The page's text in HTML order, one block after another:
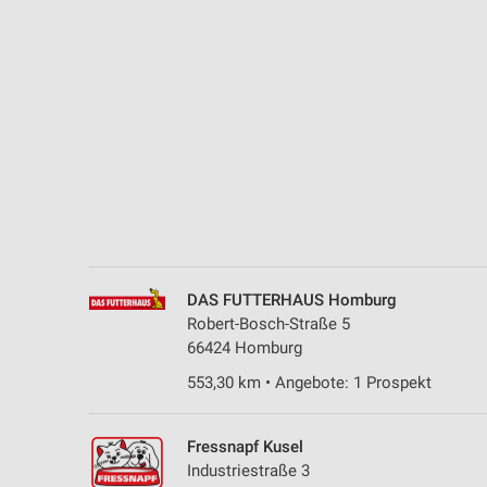
DAS FUTTERHAUS Homburg
Robert-Bosch-Straße 5
66424 Homburg
553,30 km • Angebote: 1 Prospekt
Fressnapf Kusel
Industriestraße 3
Nicht-IAB-Verarbeitungszwecke:
Funktional